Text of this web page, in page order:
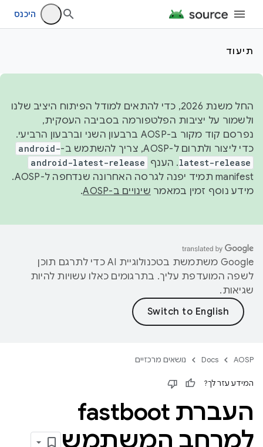
היכנס
תיעוד
החל משנת 2026, כדי להתאים למודל הפיתוח היציב שלנו
ולשמור על יציבות הפלטפורמה בסביבה העסקית,
נפרסם קוד מקור ב-AOSP ברבעון השני וברבעון הרביעי.
כדי ליצור ולתרום ל-AOSP, צריך להשתמש ב-
android-
latest-release. הענף android-latest-release
manifest תמיד יפנה לגרסה האחרונה שנדחפה ל-AOSP.
מידע נוסף זמין במאמר שינויים ב-AOSP .
‫Google משתמשת בטכנולוגיית AI כדי לתרגם תוכן
לשפה המועדפת עליך. בתרגומים כאלו עשויות להיות
שגיאות.
AOSP
Docs נושאים מרכזיים
המידע עזר לך?
העברת fastboot
למרחב המשתמש